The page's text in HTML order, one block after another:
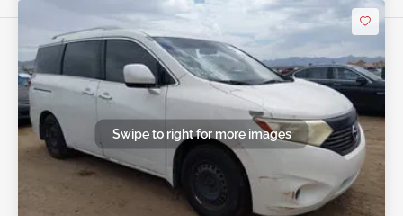
Swipe to right for more images